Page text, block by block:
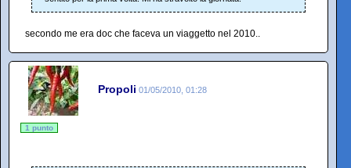
secondo me era doc che faceva un viaggetto nel 2010..
Propoli 01/05/2010, 01:28
1 punto